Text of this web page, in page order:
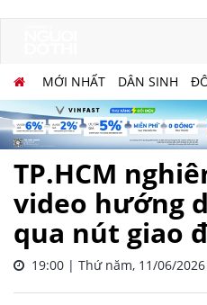
MỚI NHẤT DÂN SINH
TP.HCM
video hướng
qua nút giao
19:00 | Thứ năm, 11/06/2026